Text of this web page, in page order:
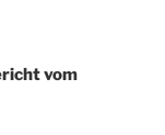
vom